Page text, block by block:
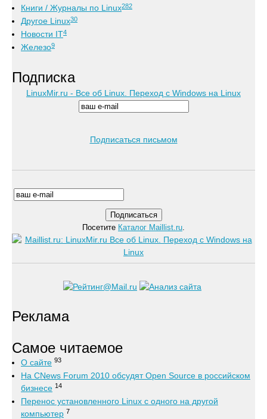
Книги / Журналы по Linux282
Другое Linux30
Новости IT4
Железо9
Подписка
LinuxMir.ru - Все об Linux. Переход с Windows на Linux
Подписаться письмом
Посетите Каталог Maillist.ru.
Реклама
Самое читаемое
О сайте 93
На CNews Forum 2010 обсудят Open Source в российском
бизнесе 14
Перенос установленного Linux с одного на другой
компьютер 7